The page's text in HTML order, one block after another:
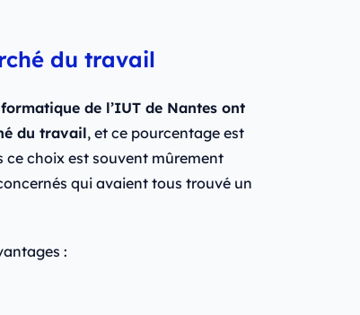
du travail
de l’IUT de Nantes ont
du travail, et ce pourcentage est
ce choix est souvent mûrement
qui avaient tous trouvé un
: